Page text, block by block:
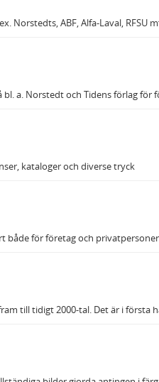
Norstedts, ABF, Alfa-Laval, RFSU
a. Norstedt och Tidens förlag för
kataloger och diverse tryck
både för företag och privatpersoner
till tidigt 2000-tal. Det är i